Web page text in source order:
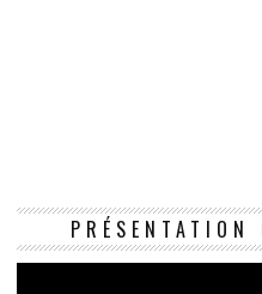
PRÉSENTATION